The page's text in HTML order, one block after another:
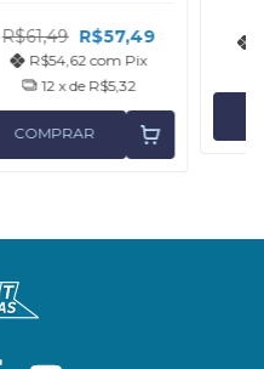
R$61,49 R$57,49
R$54,62com Pix
12 x de R$5,32
COMPRAR